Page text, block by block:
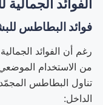
الفوائد
فوائد البطاطس
رغم أن الفوائد
من الاستخدام
تناول البطاطس
الداخل: